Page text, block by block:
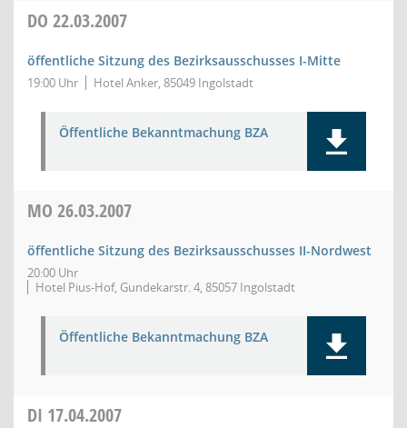
DO 22.03.2007
öffentliche Sitzung des Bezirksausschusses I-Mitte
19:00 Uhr Hotel Anker, 85049 Ingolstadt
Öffentliche Bekanntmachung BZA
MO 26.03.2007
öffentliche Sitzung des Bezirksausschusses II-Nordwest
20:00 Uhr
Hotel Pius-Hof, Gundekarstr. 4, 85057 Ingolstadt
Öffentliche Bekanntmachung BZA
DI 17.04.2007